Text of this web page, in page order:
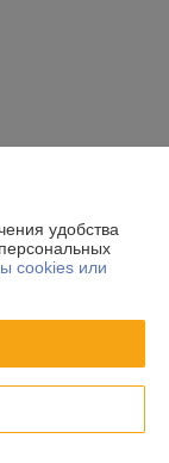
удобства
cookies или